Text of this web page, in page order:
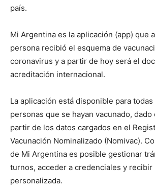
país.
Mi Argentina es la aplicación (app) que
persona recibió el esquema de
coronavirus y a partir de hoy será el
acreditación internacional.
La aplicación está disponible para todas
personas que se hayan vacunado,
partir de los datos cargados en el
Vacunación Nominalizado (Nomivac).
de Mi Argentina es posible gestionar
turnos, acceder a credenciales y recibir
personalizada.